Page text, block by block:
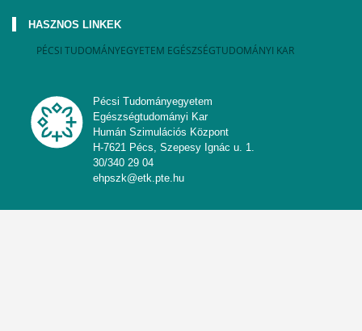
HASZNOS LINKEK
PÉCSI TUDOMÁNYEGYETEM EGÉSZSÉGTUDOMÁNYI KAR
Pécsi Tudományegyetem
Egészségtudományi Kar
Humán Szimulációs Központ
H-7621 Pécs, Szepesy Ignác u. 1.
30/340 29 04
ehpszk@etk.pte.hu